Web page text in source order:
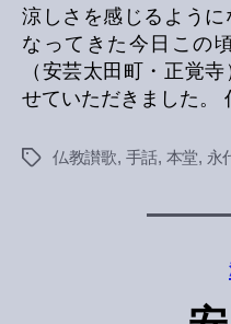
涼しさを感じるように
なってきた今日この
（安芸太田町・正覚
せていただきました。
Tags仏教讃歌, 手話, 本堂, 永